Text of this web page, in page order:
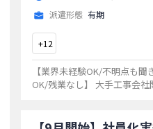
派遣形態 有期
+12
【業界未経験OK/不明点も
OK/残業なし】 大手工事会